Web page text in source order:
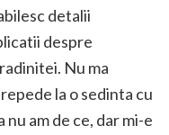
detalii
despre
Nu ma
la o sedinta cu
am de ce, dar mi-e